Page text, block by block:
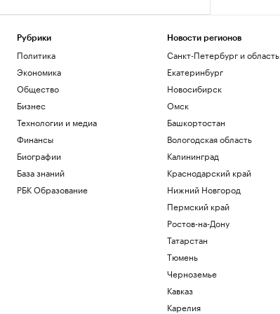
Рубрики
Политика
Экономика
Общество
Бизнес
Технологии и медиа
Финансы
Биографии
База знаний
РБК Образование
Новости регионов
Санкт-Петербург и область
Екатеринбург
Новосибирск
Омск
Башкортостан
Вологодская область
Калининград
Краснодарский край
Нижний Новгород
Пермский край
Ростов-на-Дону
Татарстан
Тюмень
Черноземье
Кавказ
Карелия